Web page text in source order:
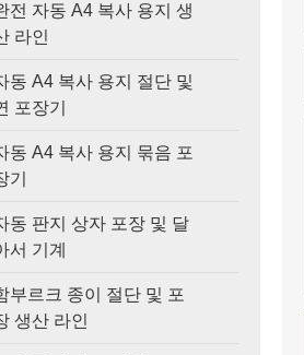
전 자동 A4 복사 용지 생
라인
동 A4 복사 용지 절단 및
포장기
동 A4 복사 용지 묶음 포
기
동 판지 상자 포장 및 달
서 기계
부르크 종이 절단 및 포
생산 라인